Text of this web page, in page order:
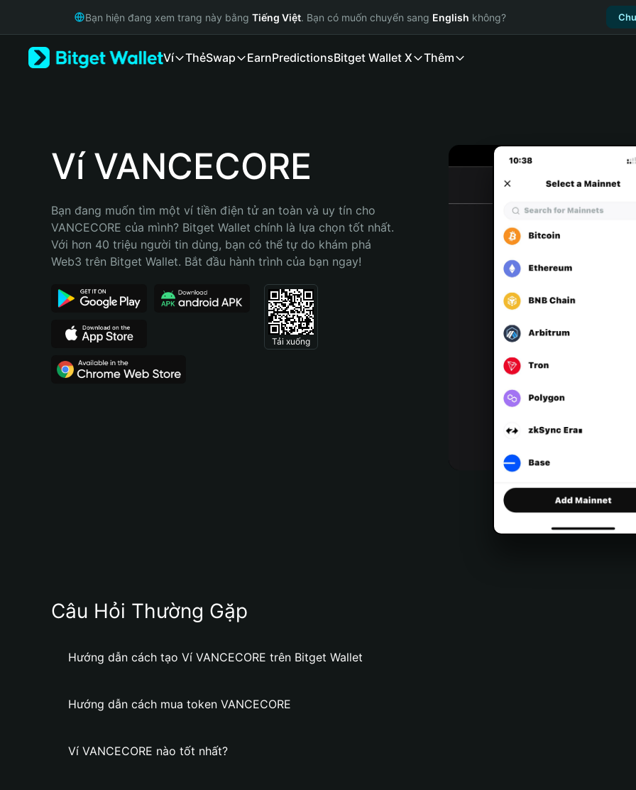
Русский
Bahasa Indonesia
Português (Brasil)
Bạn hiện đang xem trang này bằng Tiếng Việt. Bạn có muốn chuyển sang English không?
Ví ThẻSwap EarnPredictionsBitget Wallet X Thêm
Ví VANCECORE
Bạn đang muốn tìm một ví tiền điện tử an toàn và uy tín cho
VANCECORE của mình? Bitget Wallet chính là lựa chọn tốt nhất.
Với hơn 40 triệu người tin dùng, bạn có thể tự do khám phá
Web3 trên Bitget Wallet. Bắt đầu hành trình của bạn ngay!
Tải xuống
Câu Hỏi Thường Gặp
Hướng dẫn cách tạo Ví VANCECORE trên Bitget Wallet
Hướng dẫn cách mua token VANCECORE
Ví VANCECORE nào tốt nhất?